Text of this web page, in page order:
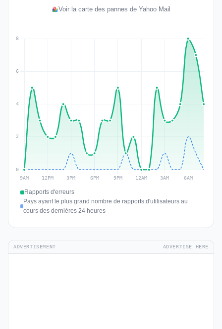
Voir la carte des pannes de Yahoo Mail
Rapports d'erreurs
Pays ayant le plus grand nombre de rapports d'utilisateurs au
cours des dernières 24 heures
ADVERTISEMENT ADVERTISE HERE